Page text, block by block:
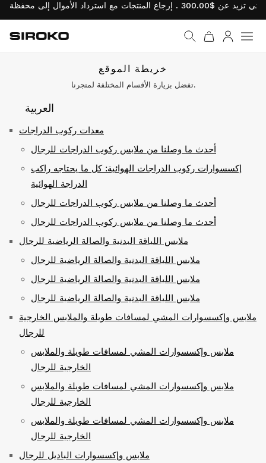
Siroko.com
خريطة الموقع
تفضل بزيارة الأقسام المختلفة لمتجرنا.
العربية
معدات ركوب الدراجات
أحدث ما وصلنا من ملابس ركوب الدراجات للرجال
إكسسوارات ركوب الدراجات الهوائية: كل ما يحتاجه راكب
الدراجة الهوائية
أحدث ما وصلنا من ملابس ركوب الدراجات للرجال
أحدث ما وصلنا من ملابس ركوب الدراجات للرجال
ملابس اللياقة البدنية والصالة الرياضية للرجال
ملابس اللياقة البدنية والصالة الرياضية للرجال
ملابس اللياقة البدنية والصالة الرياضية للرجال
ملابس اللياقة البدنية والصالة الرياضية للرجال
ملابس وإكسسوارات المشي لمسافات طويلة والملابس الخارجية
للرجال
ملابس وإكسسوارات المشي لمسافات طويلة والملابس
الخارجية للرجال
ملابس وإكسسوارات المشي لمسافات طويلة والملابس
الخارجية للرجال
ملابس وإكسسوارات المشي لمسافات طويلة والملابس
الخارجية للرجال
ملابس وإكسسوارات الباديل للرجال